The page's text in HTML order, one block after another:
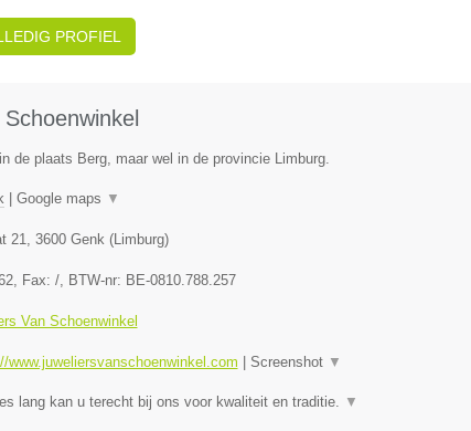
PROFIEL
de plaats Berg, maar wel in de provincie Limburg.
| Google maps ▼
21, 3600 Genk(Limburg)
, Fax: /, BTW-nr: BE-0810.788.257
Van Schoenwinkel
www.juweliersvanschoenwinkel.com Screenshot ▼
lang kan u terecht bij ons voor kwaliteit en traditie. ▼